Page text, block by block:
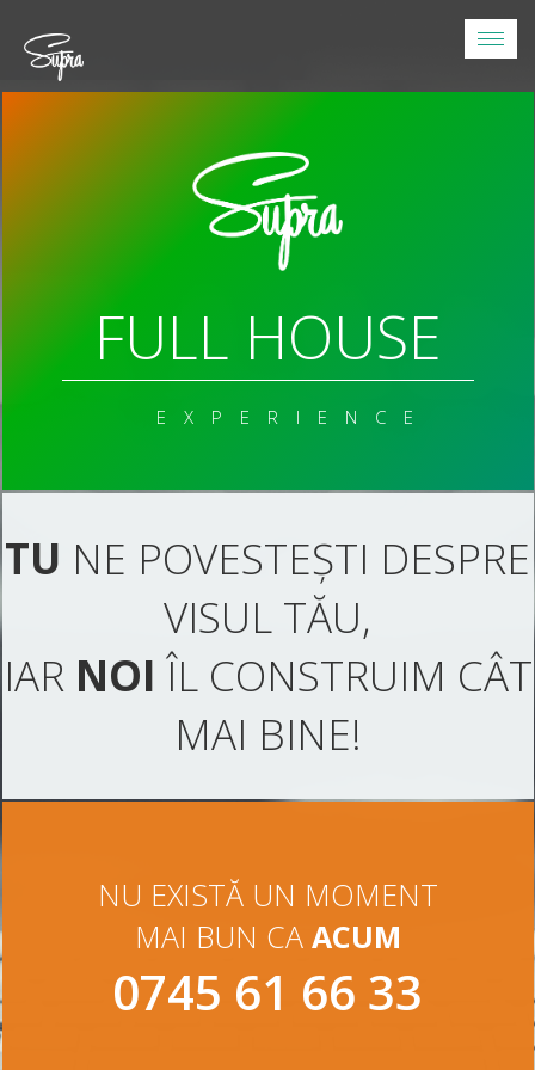
FULL HOUSE
EXPERIENCE
TU NE POVESTEȘTI DESPRE
VISUL TĂU,
IAR NOI ÎL CONSTRUIM CÂT
MAI BINE!
NU EXISTĂ UN MOMENT
MAI BUN CA ACUM
0745 61 66 33